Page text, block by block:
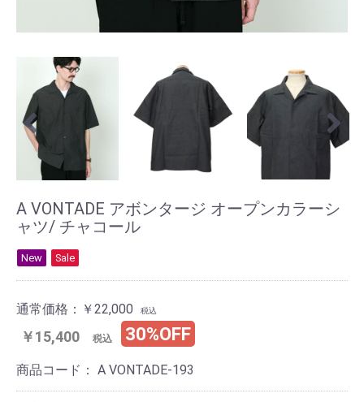
A VONTADE アボンタージ オープンカラーシ
ャツ/ チャコール
New Sale
通常価格： ￥22,000 税込
￥15,400 税込 30%OFF
商品コード： A VONTADE-193